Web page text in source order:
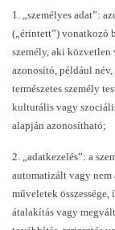
1. „személyes adat”:
(„érintett”) vonatkozó
személy, aki
azonosító, például
természetes személy
kulturális vagy
alapján azonosítható;
2. „adatkezelés”: a
automatizált vagy
műveletek összessége,
átalakítás vagy